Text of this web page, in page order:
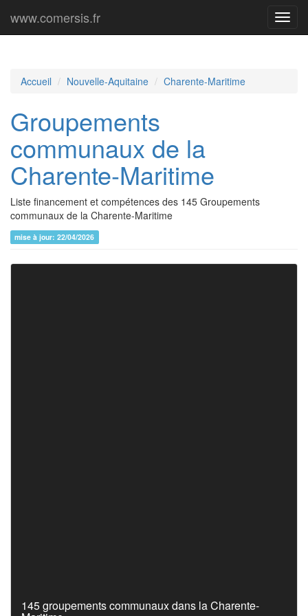
Menu
www.comersis.fr
Accueil Nouvelle-Aquitaine Charente-Maritime
Groupements
communaux de la
Charente-Maritime
Liste financement et compétences des 145 Groupements
communaux de la Charente-Maritime
mise à jour: 22/04/2026
145 groupements communaux dans la Charente-